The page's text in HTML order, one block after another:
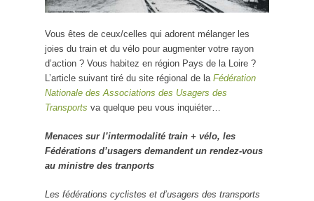
Vous êtes de ceux/celles qui adorent mélanger les
joies du train et du vélo pour augmenter votre rayon
d’action ? Vous habitez en région Pays de la Loire ?
L’article suivant tiré du site régional de la Fédération
Nationale des Associations des Usagers des
Transports va quelque peu vous inquiéter…
Menaces sur l’intermodalité train + vélo, les
Fédérations d’usagers demandent un rendez-vous
au ministre des tranports
Les fédérations cyclistes et d’usagers des transports